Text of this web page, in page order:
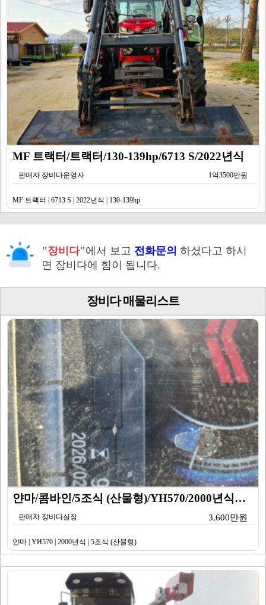
MF 트랙터/트랙터/130-139hp/6713 S/2022년식
판매자 장비다운영자 1억3500만원
MF 트랙터 | 6713 S | 2022년식 | 130-139hp
"장비다"에서 보고 전화문의 하셨다고 하시
면 장비다에 힘이 됩니다.
장비다 매물리스트
얀마/콤바인/5조식 (산물형)/YH570/2000년식이…
판매자 장비다실장 3,600만원
얀마 | YH570 | 2000년식 | 5조식 (산물형)